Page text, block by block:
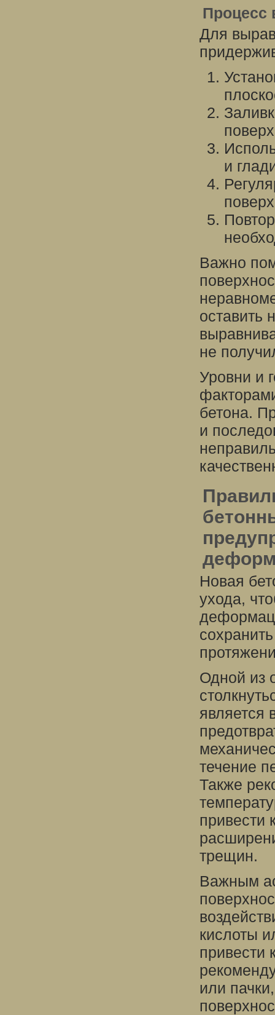
Процесс
Для
и
Важно
оставить
не
Уровни и
бетона.
и
Новая
ухода,
Одной из
является
течение
Также
привести
трещин.
Важным
кислоты
привести
или